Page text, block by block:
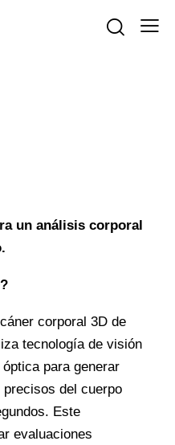
un análisis corporal
corporal 3D de
tecnología de visión
para generar
del cuerpo
Este
evaluaciones